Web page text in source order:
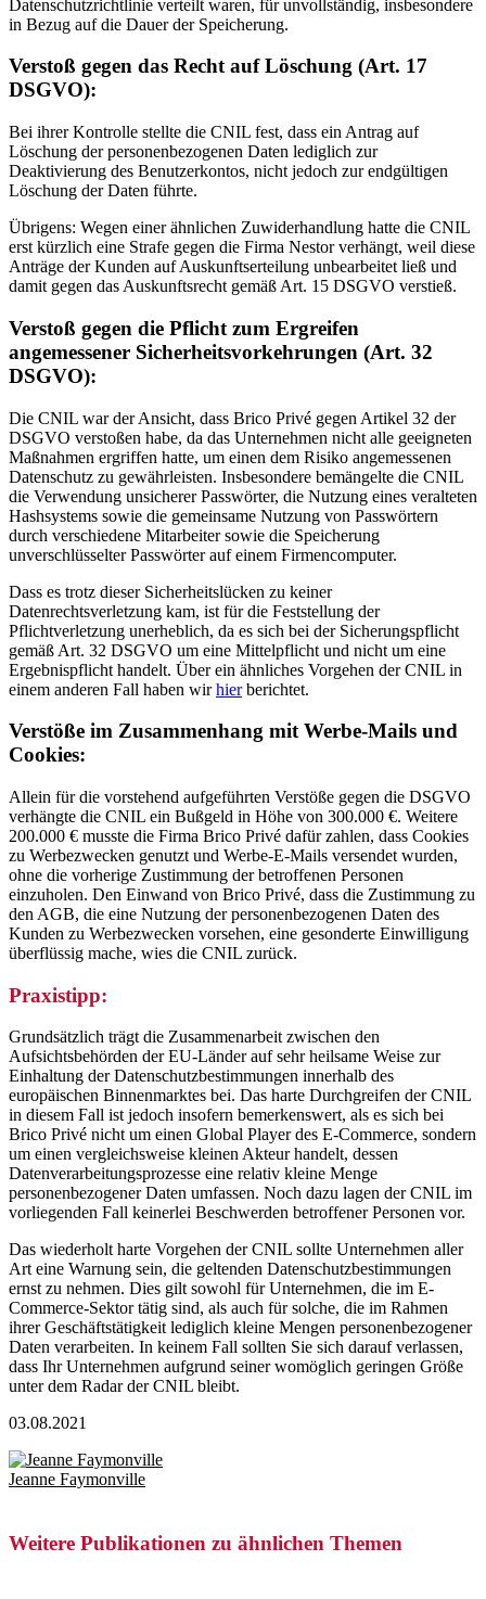
Datenschutzrichtlinie verteilt waren, für unvollständig, insbesondere
in Bezug auf die Dauer der Speicherung.
Verstoß gegen das Recht auf Löschung (Art. 17
DSGVO):
Bei ihrer Kontrolle stellte die CNIL fest, dass ein Antrag auf
Löschung der personenbezogenen Daten lediglich zur
Deaktivierung des Benutzerkontos, nicht jedoch zur endgültigen
Löschung der Daten führte.
Übrigens: Wegen einer ähnlichen Zuwiderhandlung hatte die CNIL
erst kürzlich eine Strafe gegen die Firma Nestor verhängt, weil diese
Anträge der Kunden auf Auskunftserteilung unbearbeitet ließ und
damit gegen das Auskunftsrecht gemäß Art. 15 DSGVO verstieß.
Verstoß gegen die Pflicht zum Ergreifen
angemessener Sicherheitsvorkehrungen (Art. 32
DSGVO):
Die CNIL war der Ansicht, dass Brico Privé gegen Artikel 32 der
DSGVO verstoßen habe, da das Unternehmen nicht alle geeigneten
Maßnahmen ergriffen hatte, um einen dem Risiko angemessenen
Datenschutz zu gewährleisten. Insbesondere bemängelte die CNIL
die Verwendung unsicherer Passwörter, die Nutzung eines veralteten
Hashsystems sowie die gemeinsame Nutzung von Passwörtern
durch verschiedene Mitarbeiter sowie die Speicherung
unverschlüsselter Passwörter auf einem Firmencomputer.
Dass es trotz dieser Sicherheitslücken zu keiner
Datenrechtsverletzung kam, ist für die Feststellung der
Pflichtverletzung unerheblich, da es sich bei der Sicherungspflicht
gemäß Art. 32 DSGVO um eine Mittelpflicht und nicht um eine
Ergebnispflicht handelt. Über ein ähnliches Vorgehen der CNIL in
einem anderen Fall haben wirhierberichtet.
Verstöße im Zusammenhang mit Werbe-Mails und
Cookies:
Allein für die vorstehend aufgeführten Verstöße gegen die DSGVO
verhängte die CNIL ein Bußgeld in Höhe von 300.000 €. Weitere
200.000 € musste die Firma Brico Privé dafür zahlen, dass Cookies
zu Werbezwecken genutzt und Werbe-E-Mails versendet wurden,
ohne die vorherige Zustimmung der betroffenen Personen
einzuholen. Den Einwand von Brico Privé, dass die Zustimmung zu
den AGB, die eine Nutzung der personenbezogenen Daten des
Kunden zu Werbezwecken vorsehen, eine gesonderte Einwilligung
überflüssig mache, wies die CNIL zurück.
Praxistipp:
Grundsätzlich trägt die Zusammenarbeit zwischen den
Aufsichtsbehörden der EU-Länder auf sehr heilsame Weise zur
Einhaltung der Datenschutzbestimmungen innerhalb des
europäischen Binnenmarktes bei. Das harte Durchgreifen der CNIL
in diesem Fall ist jedoch insofern bemerkenswert, als es sich bei
Brico Privé nicht um einen Global Player des E-Commerce, sondern
um einen vergleichsweise kleinen Akteur handelt, dessen
Datenverarbeitungsprozesse eine relativ kleine Menge
personenbezogener Daten umfassen. Noch dazu lagen der CNIL im
vorliegenden Fall keinerlei Beschwerden betroffener Personen vor.
Das wiederholt harte Vorgehen der CNIL sollte Unternehmen aller
Art eine Warnung sein, die geltenden Datenschutzbestimmungen
ernst zu nehmen. Dies gilt sowohl für Unternehmen, die im E-
Commerce-Sektor tätig sind, als auch für solche, die im Rahmen
ihrer Geschäftstätigkeit lediglich kleine Mengen personenbezogener
Daten verarbeiten. In keinem Fall sollten Sie sich darauf verlassen,
dass Ihr Unternehmen aufgrund seiner womöglich geringen Größe
unter dem Radar der CNIL bleibt.
03.08.2021
Jeanne Faymonville
Weitere Publikationen zu ähnlichen Themen